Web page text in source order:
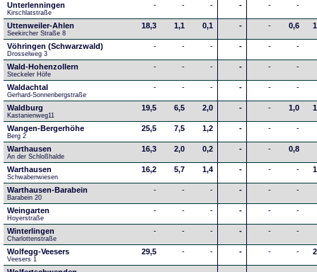
Unterlenningen
Kirschlatstraße
- - - - - -
Uttenweiler-Ahlen
Seekircher Straße 8
18,3 1,1 0,1 - - 0,6
Vöhringen (Schwarzwald)
Drosselweg 3
- - - - - -
Wald-Hohenzollern
Steckeler Höfe
- - - - - -
Waldachtal
Gerhard-Sonnenbergstraße
- - - - - -
Waldburg
Kastanienweg11
19,5 6,5 2,0 - - 1,0
Wangen-Bergerhöhe
Berg 2
25,5 7,5 1,2 - - -
Warthausen
An der Schloßhalde
16,3 2,0 0,2 - - 0,8
Warthausen
Schwabenwiesen
16,2 5,7 1,4 - - -
Warthausen-Barabein
Barabein 20
- - - - - -
Weingarten
Hoyerstraße
- - - - - -
Winterlingen
Charlottenstraße
- - - - - -
Wolfegg-Veesers
Veesers 1
29,5 - - - - -